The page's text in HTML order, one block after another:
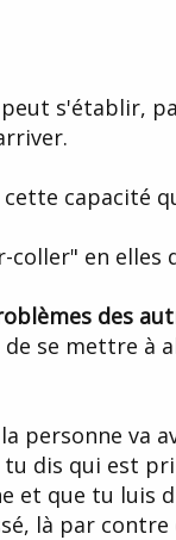
jamais avoir appris
il ne savent
ces personnes
pour établir
bien plus
même après avoir
m'aider à
est vraiment bon, la
qui, comme il
un des éléments qui
s'établir,
capacité
en elles
des
se mettre à
personne va
tu dis qui est
et que tu luis
là par